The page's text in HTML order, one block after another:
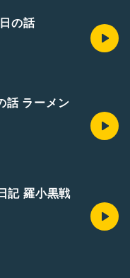
の話
話 ラーメン
記 羅小黒戦